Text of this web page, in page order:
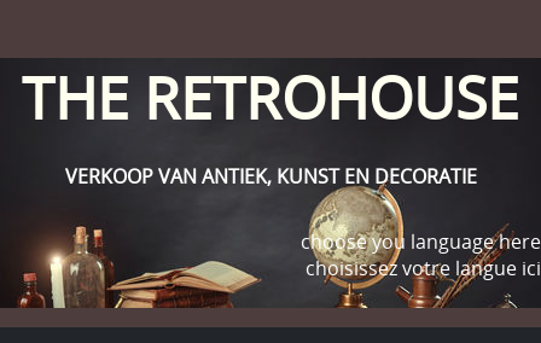
THE RETROHOUSE
VERKOOP VAN ANTIEK, KUNST EN DECORATIE
choose you language here
choisissez votre langue ici